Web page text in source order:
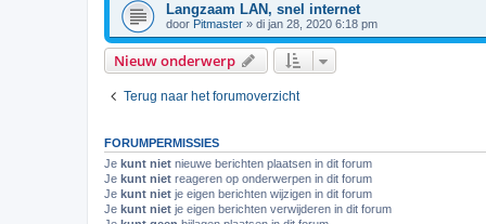
Langzaam LAN, snel internet
door Pitmaster » di jan 28, 2020 6:18 pm
Nieuw onderwerp
Terug naar het forumoverzicht
FORUMPERMISSIES
Je kunt niet nieuwe berichten plaatsen in dit forum
Je kunt niet reageren op onderwerpen in dit forum
Je kunt niet je eigen berichten wijzigen in dit forum
Je kunt niet je eigen berichten verwijderen in dit forum